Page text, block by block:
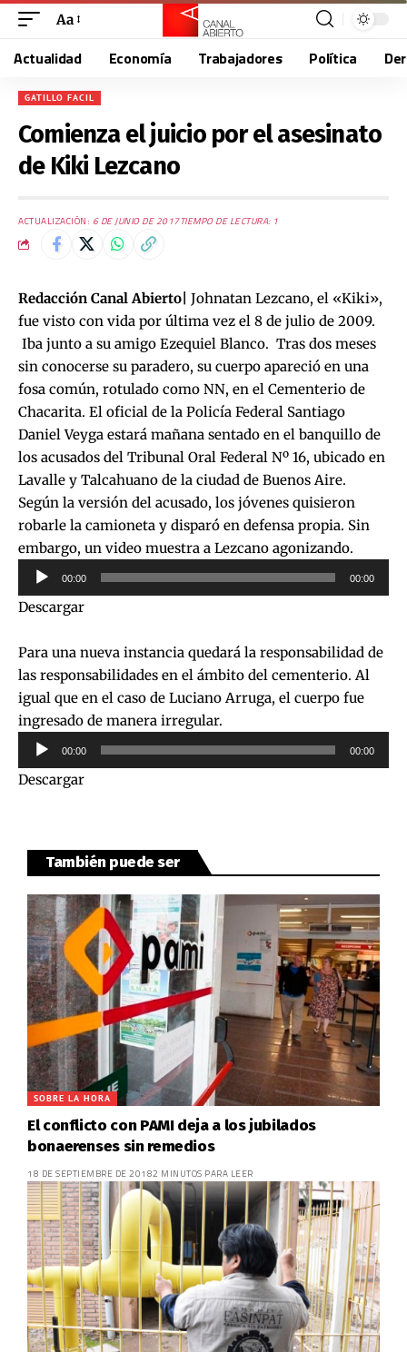
Aa
Actualidad Economía Trabajadores Política
GATILLO FACIL
Comienza el juicio por el asesinato
de Kiki Lezcano
ACTUALIZACIÓN: 6 DE JUNIO DE 2017TIEMPO DE LECTURA: 1
Redacción Canal Abierto| Johnatan Lezcano, el «Kiki»,
fue visto con vida por última vez el 8 de julio de 2009.
Iba junto a su amigo Ezequiel Blanco. Tras dos meses
sin conocerse su paradero, su cuerpo apareció en una
fosa común, rotulado como NN, en el Cementerio de
Chacarita. El oficial de la Policía Federal Santiago
Daniel Veyga estará mañana sentado en el banquillo de
los acusados del Tribunal Oral Federal Nº 16, ubicado en
Lavalle y Talcahuano de la ciudad de Buenos Aire.
Según la versión del acusado, los jóvenes quisieron
robarle la camioneta y disparó en defensa propia. Sin
embargo, un video muestra a Lezcano agonizando.
Reproductor
de
audio
00:00 00:00
Descargar
Para una nueva instancia quedará la responsabilidad de
las responsabilidades en el ámbito del cementerio. Al
igual que en el caso de Luciano Arruga, el cuerpo fue
ingresado de manera irregular.
Reproductor
de
audio
00:00 00:00
Descargar
También puede ser
SOBRE LA HORA
El conflicto con PAMI deja a los jubilados
bonaerenses sin remedios
18 DE SEPTIEMBRE DE 20182 MINUTOS PARA LEER